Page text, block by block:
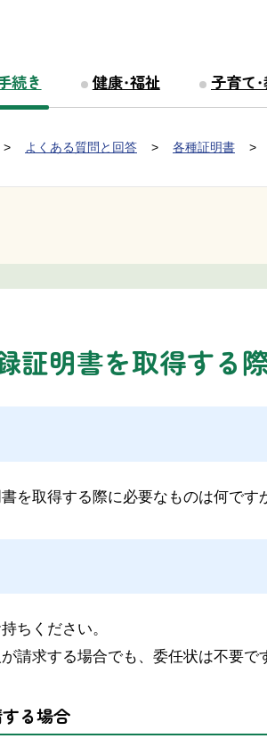
続き 健康・福祉 子育て
よくある質問と回答 各種証明書
証明書を取得する
を取得する際に必要なものは何です
ちください。
請求する場合でも、委任状は不要で
る場合